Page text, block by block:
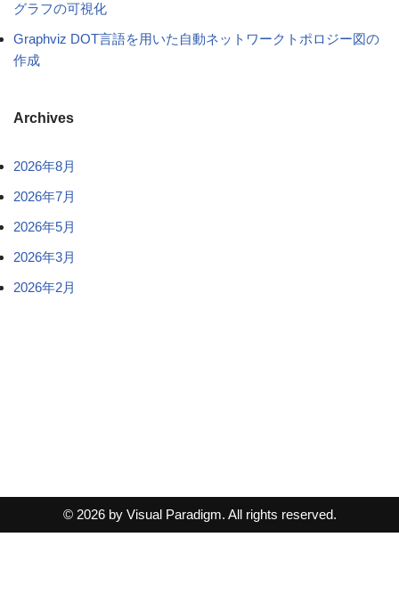
グラフの可視化
Graphviz DOT言語を用いた自動ネットワークトポロジー図の
作成
Archives
2026年8月
2026年7月
2026年5月
2026年3月
2026年2月
© 2026 by Visual Paradigm. All rights reserved.